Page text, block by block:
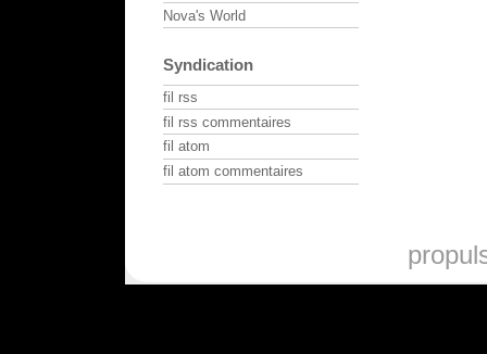
Nova's World
Syndication
fil rss
fil rss commentaires
fil atom
fil atom commentaires